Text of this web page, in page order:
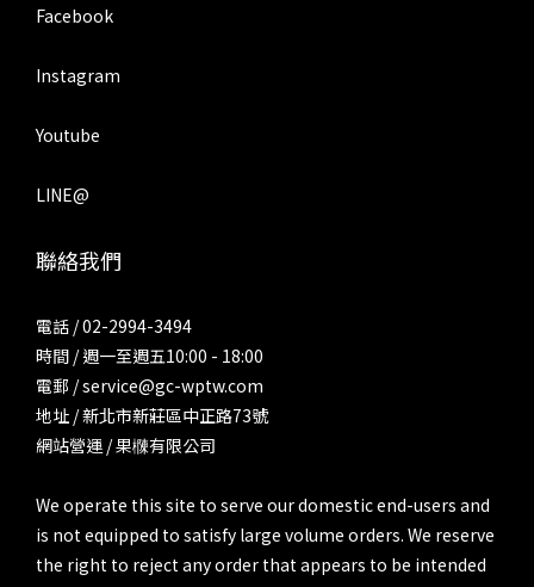
Facebook
Instagram
Youtube
LINE@
聯絡我們
電話 / 02-2994-3494
時間 / 週一至週五10:00 - 18:00
電郵 / service@gc-wptw.com
地址 / 新北市新莊區中正路73號
網站營運 / 果樄有限公司
We operate this site to serve our domestic end-users and
is not equipped to satisfy large volume orders. We reserve
the right to reject any order that appears to be intended